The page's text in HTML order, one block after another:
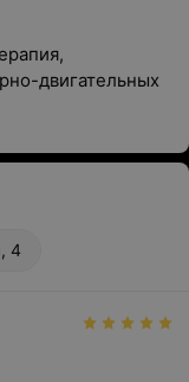
двигательных
4